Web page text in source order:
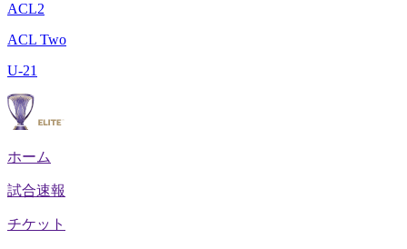
ACL2
ACL Two
U-21
ホーム
試合速報
チケット